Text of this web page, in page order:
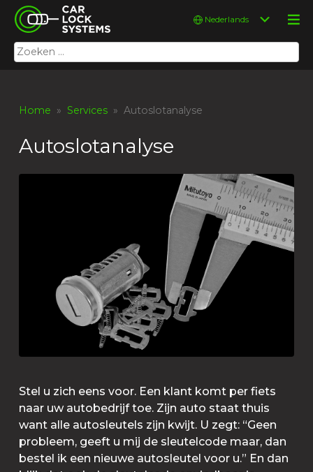
Skip
content
Car Lock Systems
Car Lock Systems
Zoeken
naar:
Kies
taal
Home »Services » Autoslotanalyse
Autoslotanalyse
Stel u zich eens voor. Een klant komt per fiets
naar uw autobedrijf toe. Zijn auto staat thuis
want alle autosleutels zijn kwijt. U zegt: “Geen
probleem, geeft u mij de sleutelcode maar, dan
bestel ik een nieuwe autosleutel voor u.” En dan